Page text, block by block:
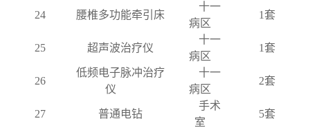
24 腰椎多功能牵引床
十一
病区
1套
25 超声波治疗仪
十一
病区
1套
26
低频电子脉冲治疗
仪
十一
病区
2套
27 普通电钻
手术
室
5套